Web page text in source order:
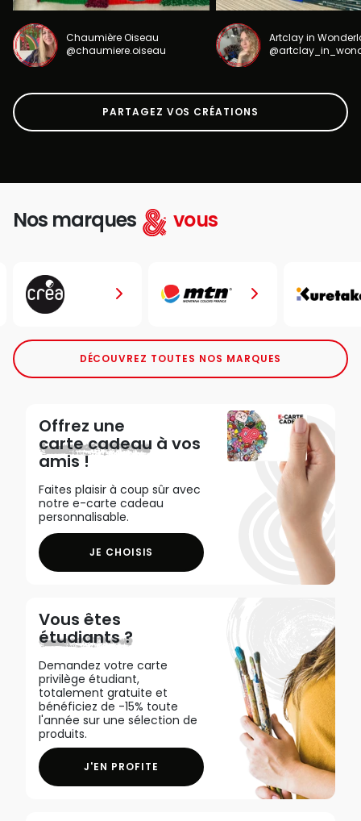
Chaumière Oiseau
@chaumiere.oiseau
Artclay in
PARTAGEZ VOS CRÉATIONS
Nos marques vous
DÉCOUVREZ TOUTES NOS MARQUES
Offrez une
carte cadeau à vos
amis !
Faites plaisir à coup sûr avec
notre e-carte cadeau
personnalisable.
JE CHOISIS
Vous êtes
étudiants ?
Demandez votre carte
privilège étudiant,
totalement gratuite et
bénéficiez de -15% toute
l'année sur une sélection de
produits.
J'EN PROFITE